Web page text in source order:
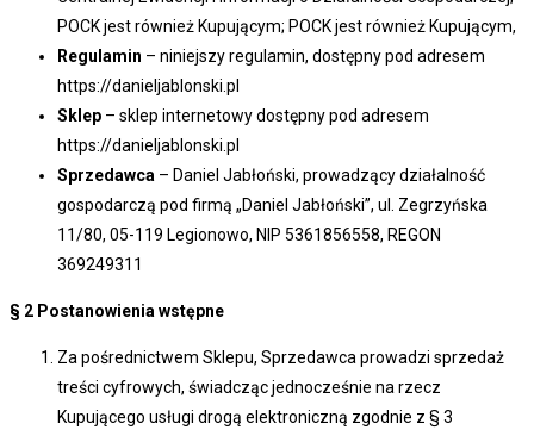
POCK jest również Kupującym; POCK jest również Kupującym,
Regulamin – niniejszy regulamin, dostępny pod adresem
https://danieljablonski.pl
Sklep – sklep internetowy dostępny pod adresem
https://danieljablonski.pl
Sprzedawca – Daniel Jabłoński, prowadzący działalność
gospodarczą pod firmą „Daniel Jabłoński”, ul. Zegrzyńska
11/80, 05-119 Legionowo, NIP 5361856558, REGON
369249311
§ 2 Postanowienia wstępne
Za pośrednictwem Sklepu, Sprzedawca prowadzi sprzedaż
treści cyfrowych, świadcząc jednocześnie na rzecz
Kupującego usługi drogą elektroniczną zgodnie z § 3